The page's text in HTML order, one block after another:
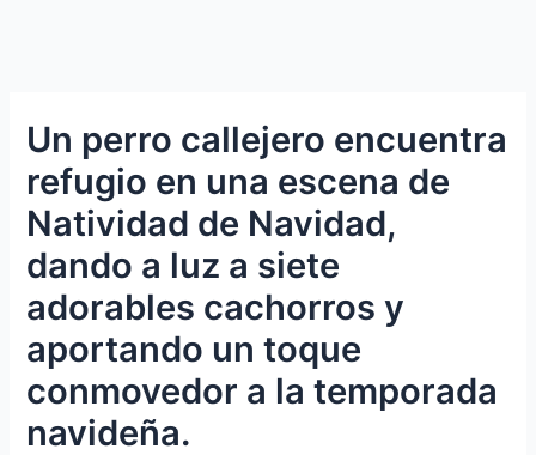
Un perro callejero encuentra
refugio en una escena de
Natividad de Navidad,
dando a luz a siete
adorables cachorros y
aportando un toque
conmovedor a la temporada
navideña.